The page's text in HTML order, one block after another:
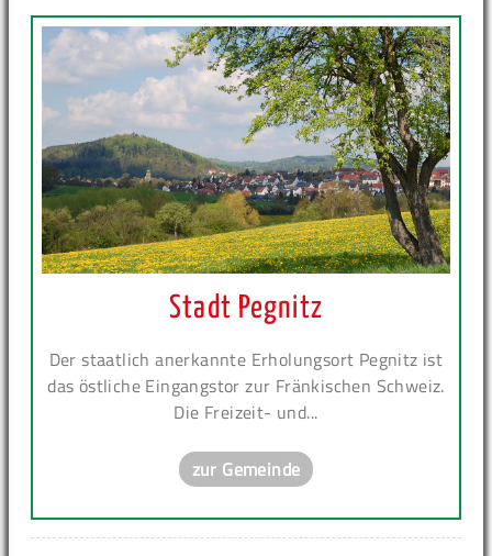
Stadt Pegnitz
Der staatlich anerkannte Erholungsort Pegnitz ist
das östliche Eingangstor zur Fränkischen Schweiz.
Die Freizeit- und...
zur Gemeinde